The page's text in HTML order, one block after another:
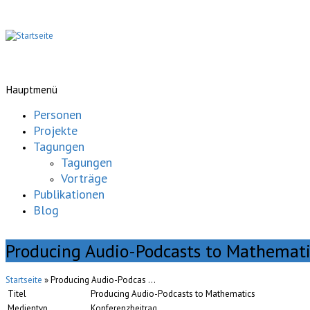
Hauptmenü
Personen
Projekte
Tagungen
Tagungen
Vorträge
Publikationen
Blog
Producing Audio-Podcasts to
Startseite » Producing Audio-Podcas ...
Titel
Producing Audio-Podcasts to Mathematics